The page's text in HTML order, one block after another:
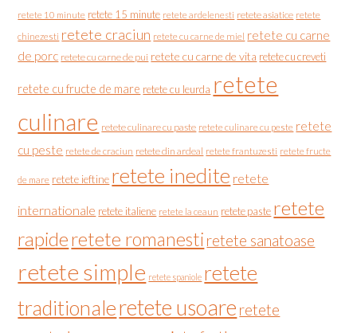
retete 10 minute retete 15 minute retete ardelenesti retete asiatice retete
chinezesti retete craciun retete cu carne de miel retete cu carne
de porc retete cu carne de pui retete cu carne de vita retete cu creveti
retete cu fructe de mare retete cu leurda retete
culinare retete culinare cu paste retete culinare cu peste retete
cu peste retete de craciun retete din ardeal retete frantuzesti retete fructe
de mare retete ieftine retete inedite retete
internationale retete italiene retete la ceaun retete paste retete
rapideretete romanesti retete sanatoase
retete simple retete spaniole retete
traditionaleretete usoare retete